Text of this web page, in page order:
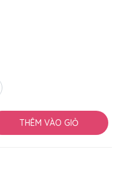
THÊM VÀO GIỎ